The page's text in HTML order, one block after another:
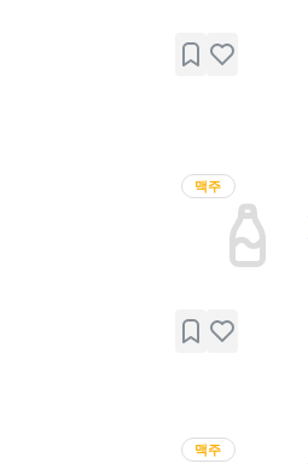
맥주
맥주